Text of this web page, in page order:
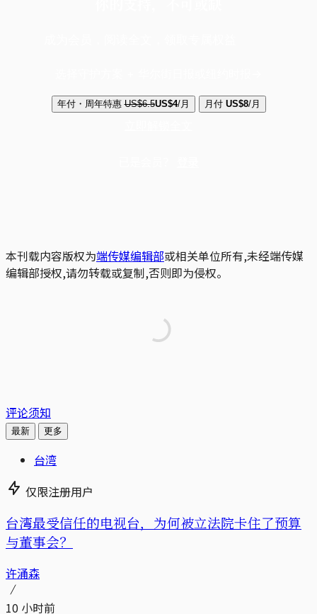
年付・周年特惠 US$6.5US$4/月 月付 US$8/月
本刊载内容版权为端传媒编辑部或相关单位所有,未经端传媒
编辑部授权,请勿转载或复制,否则即为侵权。
评论须知
最新 更多
台湾
仅限注册用户
台湾最受信任的电视台，为何被立法院卡住了预算
与董事会？
许涌森
10 小时前